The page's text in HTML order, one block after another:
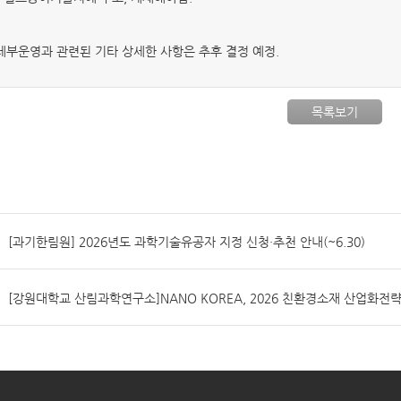
부운영과 관련된 기타 상세한 사항은 추후 결정 예정.
목록보기
[과기한림원] 2026년도 과학기술유공자 지정 신청·추천 안내(~6.30)
[강원대학교 산림과학연구소]NANO KOREA, 2026 친환경소재 산업화전